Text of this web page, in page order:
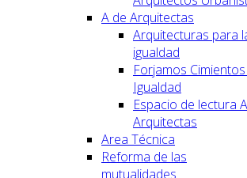
A de Arquitectas
Arquitecturas para
igualdad
Forjamos
Igualdad
Espacio de lectura
Arquitectas
Area Técnica
Reforma de las
mutualidades